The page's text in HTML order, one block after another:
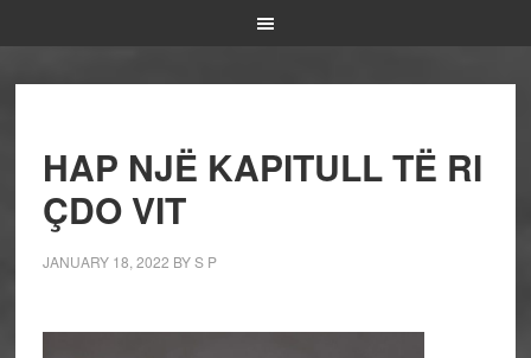
HAP NJË KAPITULL TË RI
ÇDO VIT
JANUARY 18, 2022 BYS P